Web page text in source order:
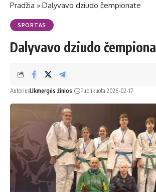
Pradžia » Dalyvavo dziudo čempionate
SPORTAS
Dalyvavo dziudo
AutoriusUkmergės žinios Publikuota 2026-02-17